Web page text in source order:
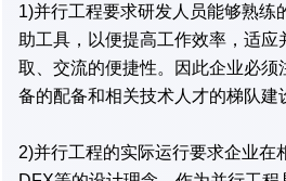
1)并行工程要求研发人员能够熟练
助工具，以便提高工作效率，适
取、交流的便捷性。因此企业必须
备的配备和相关技术人才的梯队建
2)并行工程的实际运行要求企业在